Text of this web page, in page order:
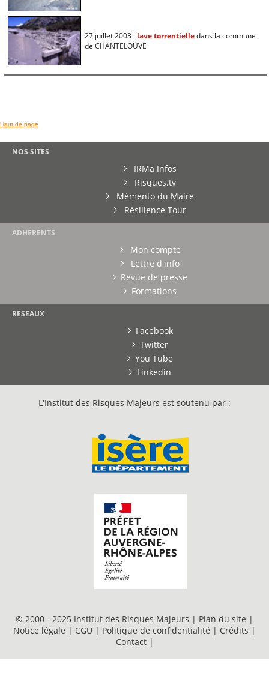
27 juillet 2003 : lave torrentielledans la commune
de CHANTELOUVE
Haut de page
NOS SITES
IRMa Infos
Risques.tv
Mémento du Maire
Résilience Tour
ADHERENTS
Mon compte
Lettre d'info
Revue de presse
Formations
RESEAUX
Facebook
Twitter
You Tube
Linkedin
L'Institut des Risques Majeurs est soutenu par :
© 2000 - 2025 Institut des Risques Majeurs | Plan du site |
Notice légale | CGU | Politique de confidentialité | Crédits |
Contact |